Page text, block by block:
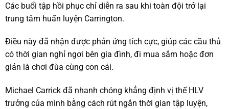
Các buổi tập hồi phục chỉ diễn ra sau khi toàn đội trở lại
trung tâm huấn luyện Carrington.
Điều này đã nhận được phản ứng tích cực, giúp các cầu thủ
có thời gian nghỉ ngơi bên gia đình, đi mua sắm hoặc đơn
giản là chơi đùa cùng con cái.
Michael Carrick đã nhanh chóng khẳng định vị thế HLV
trưởng của mình bằng cách rút ngắn thời gian tập luyện,